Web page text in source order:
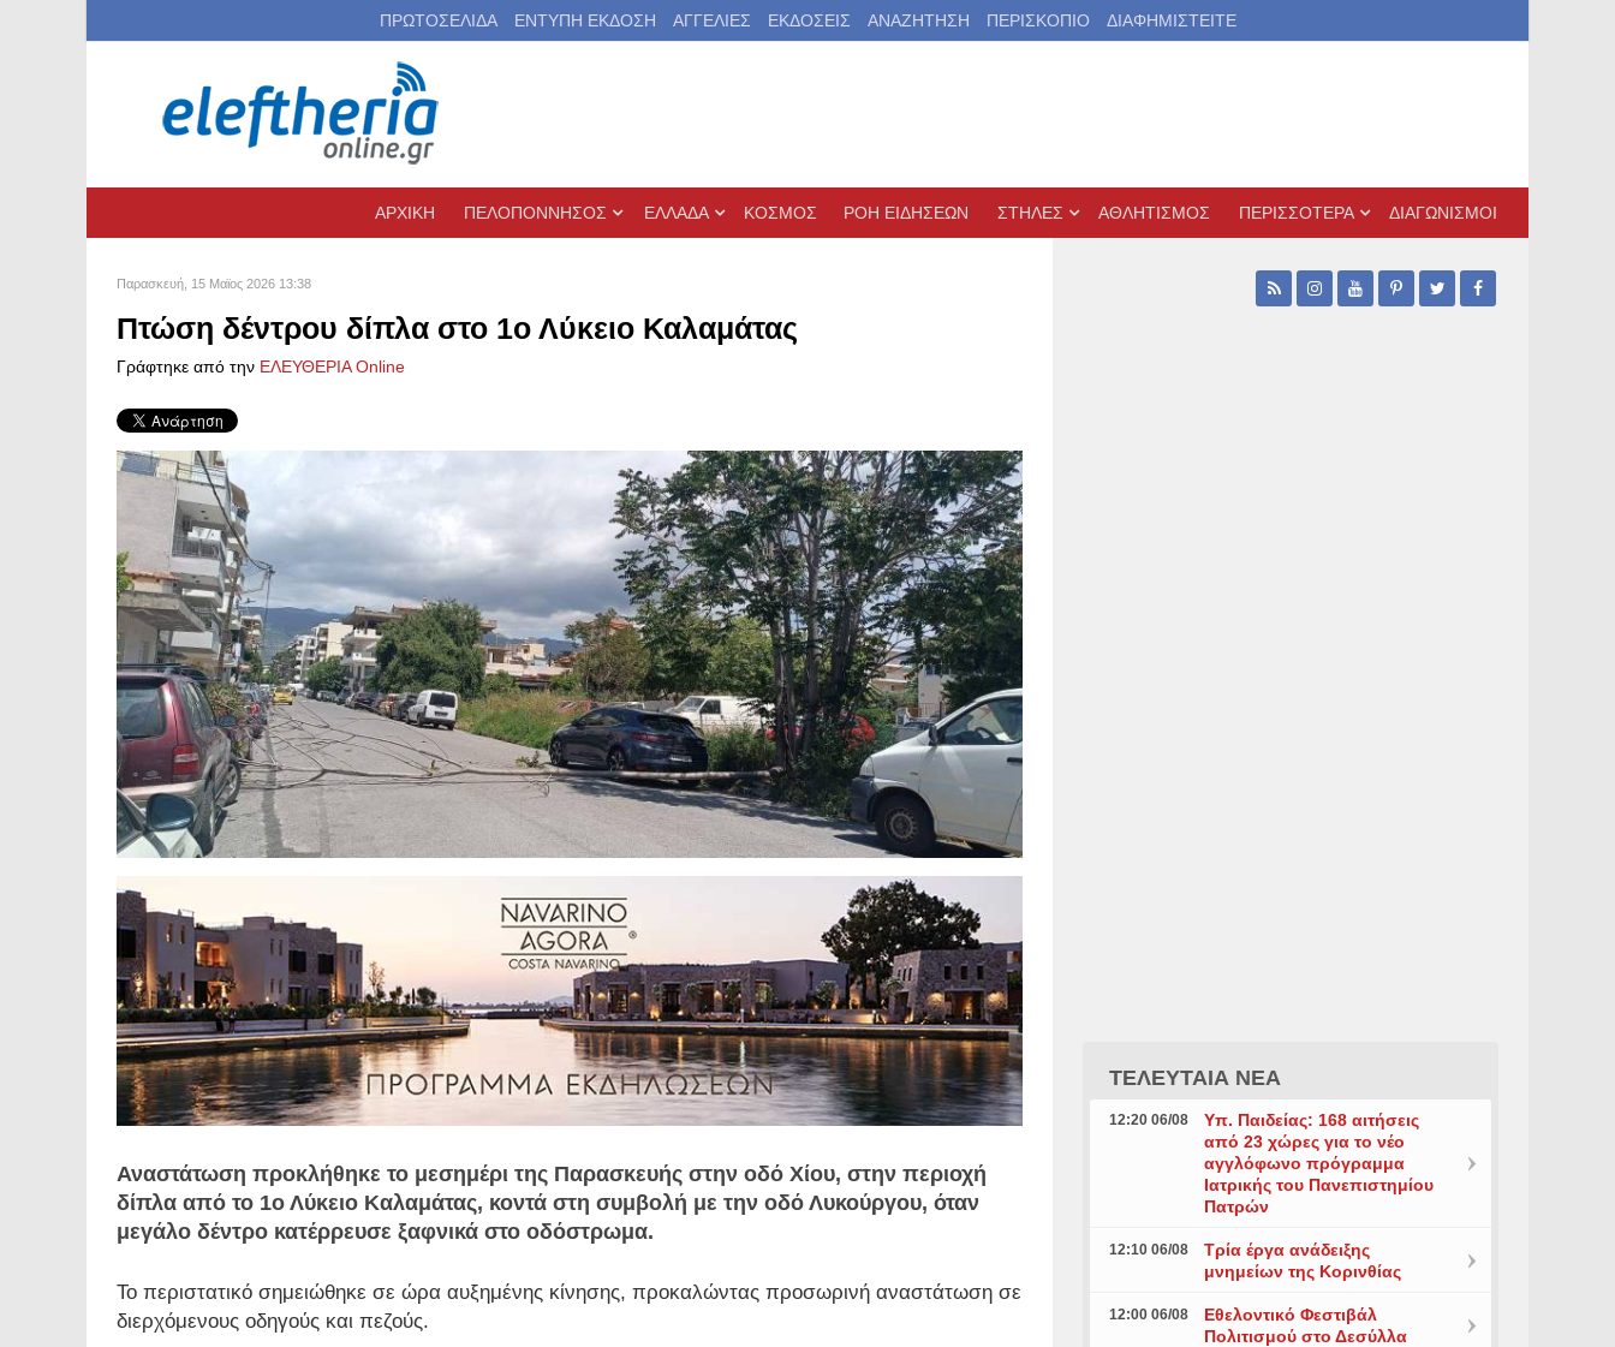
ΠΡΩΤΟΣΕΛΙΔΑ ΕΝΤΥΠΗ ΕΚΔΟΣΗ ΑΓΓΕΛΙΕΣ ΕΚΔΟΣΕΙΣ ΑΝΑΖΗΤΗΣΗ ΠΕΡΙΣΚΟΠΙΟ ΔΙΑΦΗΜΙΣΤΕΙΤΕ
ΑΡΧΙΚΗ ΠΕΛΟΠΟΝΝΗΣΟΣ ΕΛΛΑΔΑ ΚΟΣΜΟΣ ΡΟΗ ΕΙΔΗΣΕΩΝ ΣΤΗΛΕΣ ΑΘΛΗΤΙΣΜΟΣ ΠΕΡΙΣΣΟΤΕΡΑ ΔΙΑΓΩΝΙΣΜΟΙ
Παρασκευή, 15 Μαϊος 2026 13:38
Πτώση δέντρου δίπλα στο 1ο Λύκειο Καλαμάτας
Γράφτηκε από την ΕΛΕΥΘΕΡΙΑ Online
Αναστάτωση προκλήθηκε το μεσημέρι της Παρασκευής στην οδό Χίου, στην περιοχή
δίπλα από το 1ο Λύκειο Καλαμάτας, κοντά στη συμβολή με την οδό Λυκούργου, όταν
μεγάλο δέντρο κατέρρευσε ξαφνικά στο οδόστρωμα.
Το περιστατικό σημειώθηκε σε ώρα αυξημένης κίνησης, προκαλώντας προσωρινή αναστάτωση σε
διερχόμενους οδηγούς και πεζούς.
ΤΕΛΕΥΤΑΙΑ ΝΕΑ
12:20 06/08
Υπ. Παιδείας: 168 αιτήσεις
από 23 χώρες για το νέο
αγγλόφωνο πρόγραμμα
Ιατρικής του Πανεπιστημίου
Πατρών
12:10 06/08
Τρία έργα ανάδειξης
μνημείων της Κορινθίας
12:00 06/08
Εθελοντικό Φεστιβάλ
Πολιτισμού στο Δεσύλλα